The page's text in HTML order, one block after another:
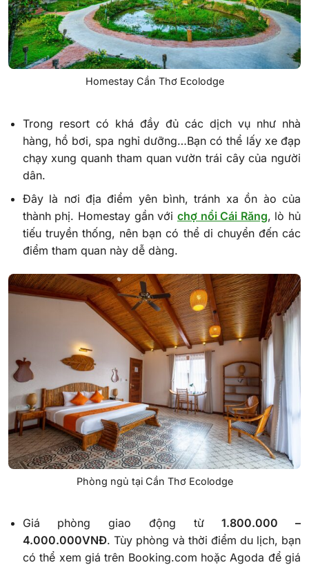
Homestay Cần Thơ Ecolodge
Trong resort có khá đầy đủ các dịch vụ như nhà
hàng, hồ bơi, spa nghỉ dưỡng…Bạn có thể lấy xe đạp
chạy xung quanh tham quan vườn trái cây của người
dân.
Đây là nơi địa điểm yên bình, tránh xa ồn ào của
thành phị. Homestay gần với chợ nổi Cái Răng, lò hủ
tiếu truyền thống, nên bạn có thể di chuyển đến các
điểm tham quan này dễ dàng.
Phòng ngủ tại Cần Thơ Ecolodge
Giá phòng giao động từ1.800.000 –
4.000.000VNĐ. Tùy phòng và thời điểm du lịch, bạn
có thể xem giá trên Booking.com hoặc Agoda để giá